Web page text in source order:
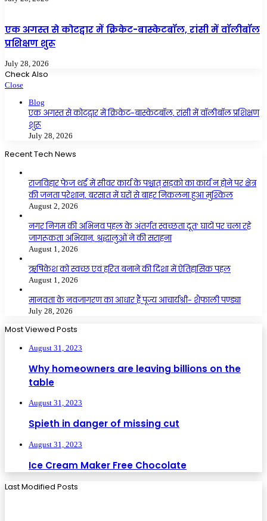
एक अगस्त से कोटद्वार में क्रिकेट-बास्केटबॉल, रांसी में वॉलीबॉल
प्रशिक्षण शुरू
July 28, 2026
Check Also
Close
Blog
एक अगस्त से कोटद्वार में क्रिकेट-बास्केटबॉल, रांसी में वॉलीबॉल प्रशिक्षण
शुरू
July 28, 2026
Recent Tech News
राजविहार फेज थर्ड में सीवर कार्य के पश्चात् सड़को का कार्य न होने पर क्षेत्र
की जनता परेशान, बरसात में घरों से बाहर निकलना हुआ मुश्किल
August 2, 2026
नगर निगम की अभिनव पहल के अंतर्गत स्वच्छता दूत’ घाटों पर चला रहे
जागरूकता अभियान, श्रद्धालुओं ने की सराहना
August 1, 2026
ऋषिकेश को स्वच्छ एवं हरित बनाने की दिशा में ऐतिहासिक पहल
August 1, 2026
मानवता के नवजागरण का आधार हैं पूज्य आचार्यश्री- शैफाली पण्ड्या
July 28, 2026
Most Viewed Posts
August 31, 2023
Why homeowners are leaving billions on the
table
August 31, 2023
Spieth in danger of missing cut
August 31, 2023
Ice Cream Maker Free Chocolate
Last Modified Posts